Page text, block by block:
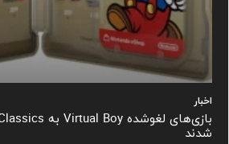
اخبار
شدند